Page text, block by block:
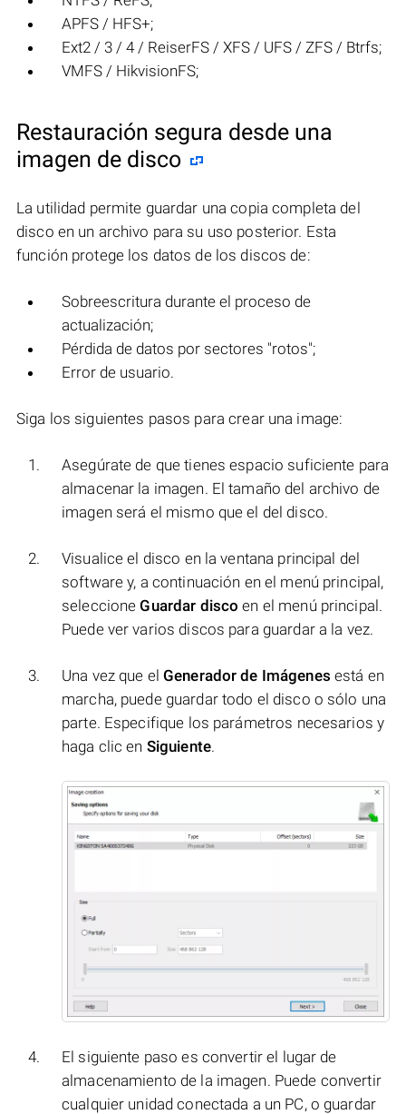
APFS / HFS+;
Ext2 / 3 / 4 / ReiserFS / XFS / UFS / ZFS / Btrfs;
VMFS / HikvisionFS;
Restauración segura desde una
imagen de disco
La utilidad permite guardar una copia completa del
disco en un archivo para su uso posterior. Esta
función protege los datos de los discos de:
Sobreescritura durante el proceso de
actualización;
Pérdida de datos por sectores "rotos";
Error de usuario.
Siga los siguientes pasos para crear una image:
Asegúrate de que tienes espacio suficiente para
almacenar la imagen. El tamaño del archivo de
imagen será el mismo que el del disco.
Visualice el disco en la ventana principal del
software y, a continuación en el menú principal,
seleccioneGuardar disco en el menú principal.
Puede ver varios discos para guardar a la vez.
Una vez que el Generador de Imágenes está en
marcha, puede guardar todo el disco o sólo una
parte. Especifique los parámetros necesarios y
haga clic en Siguiente.
El siguiente paso es convertir el lugar de
almacenamiento de la imagen. Puede convertir
cualquier unidad conectada a un PC, o guardar